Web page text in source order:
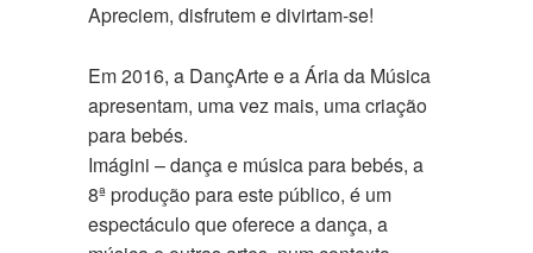
Apreciem, disfrutem e divirtam-se!
Em 2016, a DançArte e a Ária da Música
apresentam, uma vez mais, uma criação
para bebés.
Imágini – dança e música para bebés, a
8ª produção para este público, é um
espectáculo que oferece a dança, a